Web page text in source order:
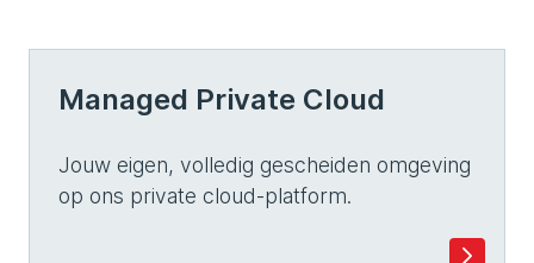
Managed Private Cloud
Jouw eigen, volledig gescheiden omgeving
op ons private cloud-platform.